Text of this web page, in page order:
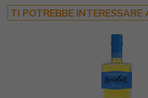
TI POTREBBE INTERESSARE